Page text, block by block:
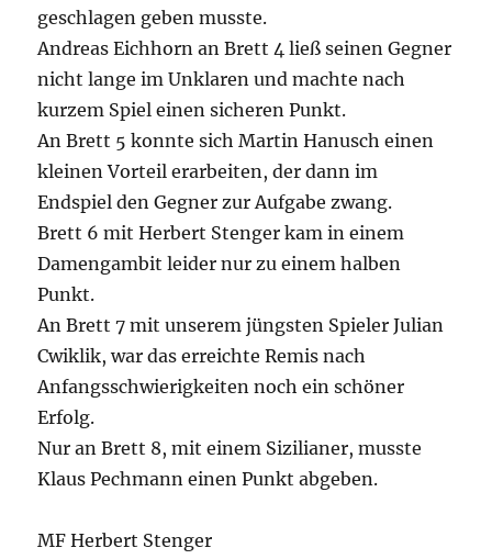
geschlagen geben musste.
Andreas Eichhorn an Brett 4 ließ seinen Gegner
nicht lange im Unklaren und machte nach
kurzem Spiel einen sicheren Punkt.
An Brett 5 konnte sich Martin Hanusch einen
kleinen Vorteil erarbeiten, der dann im
Endspiel den Gegner zur Aufgabe zwang.
Brett 6 mit Herbert Stenger kam in einem
Damengambit leider nur zu einem halben
Punkt.
An Brett 7 mit unserem jüngsten Spieler Julian
Cwiklik, war das erreichte Remis nach
Anfangsschwierigkeiten noch ein schöner
Erfolg.
Nur an Brett 8, mit einem Sizilianer, musste
Klaus Pechmann einen Punkt abgeben.
MF Herbert Stenger